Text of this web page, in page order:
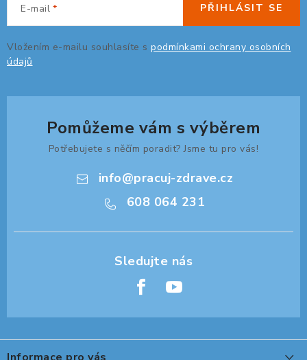
E-mail
Vložením e-mailu souhlasíte s podmínkami ochrany osobních
údajů
PŘIHLÁSIT SE
Pomůžeme vám s výběrem
Potřebujete s něčím poradit? Jsme tu pro vás!
info@pracuj-zdrave.cz
608 064 231
á